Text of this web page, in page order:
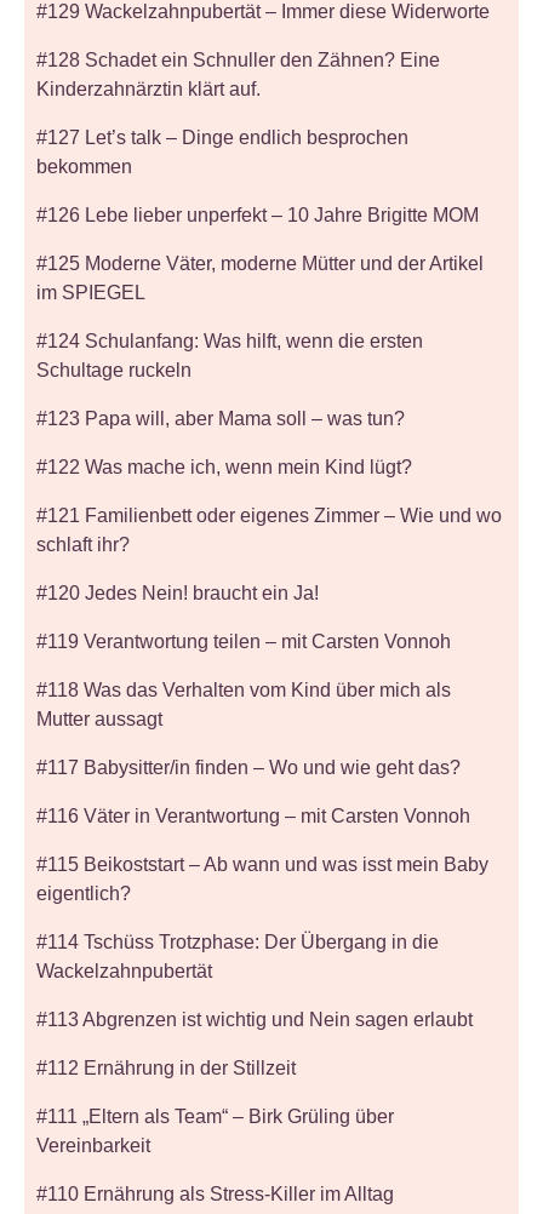
#129 Wackelzahnpubertät – Immer diese Widerworte
#128 Schadet ein Schnuller den Zähnen? Eine
Kinderzahnärztin klärt auf.
#127 Let’s talk – Dinge endlich besprochen
bekommen
#126 Lebe lieber unperfekt – 10 Jahre Brigitte MOM
#125 Moderne Väter, moderne Mütter und der Artikel
im SPIEGEL
#124 Schulanfang: Was hilft, wenn die ersten
Schultage ruckeln
#123 Papa will, aber Mama soll – was tun?
#122 Was mache ich, wenn mein Kind lügt?
#121 Familienbett oder eigenes Zimmer – Wie und wo
schlaft ihr?
#120 Jedes Nein! braucht ein Ja!
#119 Verantwortung teilen – mit Carsten Vonnoh
#118 Was das Verhalten vom Kind über mich als
Mutter aussagt
#117 Babysitter/in finden – Wo und wie geht das?
#116 Väter in Verantwortung – mit Carsten Vonnoh
#115 Beikoststart – Ab wann und was isst mein Baby
eigentlich?
#114 Tschüss Trotzphase: Der Übergang in die
Wackelzahnpubertät
#113 Abgrenzen ist wichtig und Nein sagen erlaubt
#112 Ernährung in der Stillzeit
#111 „Eltern als Team“ – Birk Grüling über
Vereinbarkeit
#110 Ernährung als Stress-Killer im Alltag